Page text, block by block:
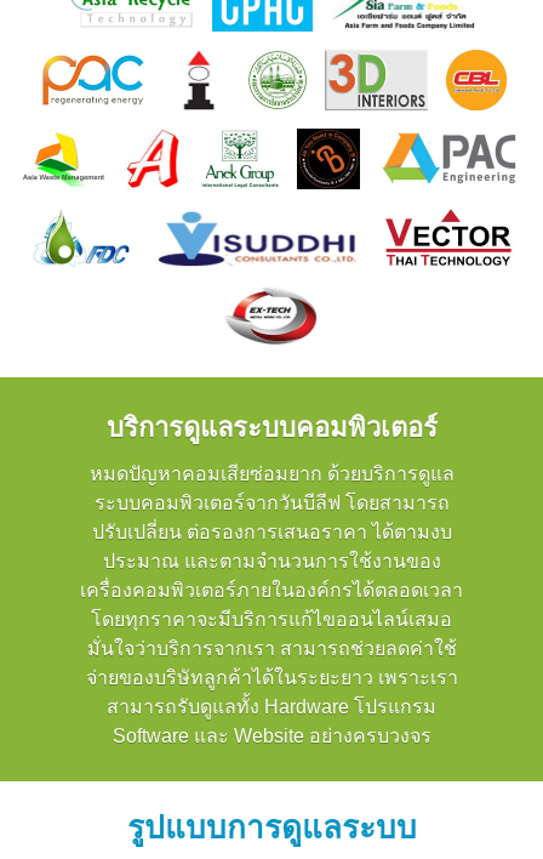
บริการดูแลระบบคอมพิวเตอร์
หมดปัญหาคอมเสียซ่อมยาก ด้วยบริการดูแล
ระบบคอมพิวเตอร์จากวันบีลีฟ โดยสามารถ
ปรับเปลี่ยน ต่อรองการเสนอราคา ได้ตามงบ
ประมาณ และตามจำนวนการใช้งานของ
เครื่องคอมพิวเตอร์ภายในองค์กรได้ตลอดเวลา
โดยทุกราคาจะมีบริการแก้ไขออนไลน์เสมอ
มั่นใจว่าบริการจากเรา สามารถช่วยลดค่าใช้
จ่ายของบริษัทลูกค้าได้ในระยะยาว เพราะเรา
สามารถรับดูแลทั้ง Hardware โปรแกรม
Software และ Website อย่างครบวงจร
รูปแบบการดูแลระบบ